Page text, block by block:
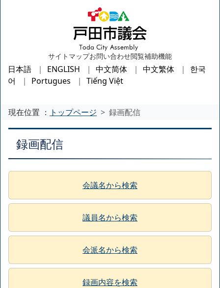
サイトマップお問い合わせ閲覧補助機能
日本語 ENGLISH 中文简体 中文繁体
한국
어
Portugues Tiếng Việt
現在位置 ： トップページ 録画配信
録画配信
会議名から検索
議員名から検索
会派名から検索
録画内容を検索